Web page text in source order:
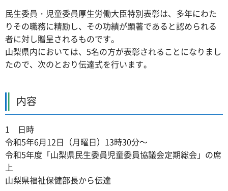
民生委員・児童委員厚生労働大臣特別表彰は、多年にわた
りその職務に精励し、その功績が顕著であると認められる
者に対し贈呈されるものです。
山梨県内においては、5名の方が表彰されることになりまし
たので、次のとおり伝達式を行います。
内容
1 日時
令和5年6月12日（月曜日）13時30分～
令和5年度「山梨県民生委員児童委員協議会定期総会」の席
上
山梨県福祉保健部長から伝達